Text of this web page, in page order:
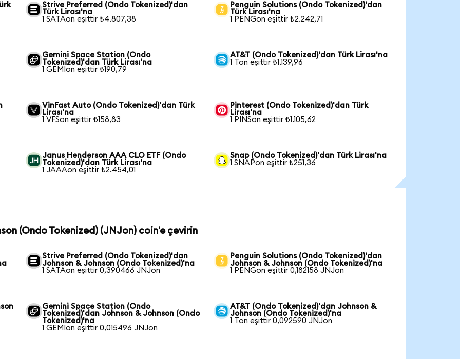
Strive Preferred (Ondo Tokenized)'dan
Türk Lirası'na
1 SATAon eşittir ₺4.807,38
Penguin Solutions (Ondo Tokenized)'dan
Türk Lirası'na
1 PENGon eşittir ₺2.242,71
Gemini Space Station (Ondo
Tokenized)'dan Türk Lirası'na
1 GEMIon eşittir ₺190,79
AT&T (Ondo Tokenized)'dan Türk Lirası'na
1 Ton eşittir ₺1.139,96
VinFast Auto (Ondo Tokenized)'dan Türk
Lirası'na
1 VFSon eşittir ₺158,83
Pinterest (Ondo Tokenized)'dan Türk
Lirası'na
1 PINSon eşittir ₺1.105,62
Janus Henderson AAA CLO ETF (Ondo
Tokenized)'dan Türk Lirası'na
1 JAAAon eşittir ₺2.454,01
Snap (Ondo Tokenized)'dan Türk Lirası'na
1 SNAPon eşittir ₺251,36
(Ondo Tokenized) (JNJon) coin'e çevirin
Strive Preferred (Ondo Tokenized)'dan
Johnson & Johnson (Ondo Tokenized)'na
1 SATAon eşittir 0,390466 JNJon
Penguin Solutions (Ondo Tokenized)'dan
Johnson & Johnson (Ondo Tokenized)'na
1 PENGon eşittir 0,182158 JNJon
Gemini Space Station (Ondo
Tokenized)'dan Johnson & Johnson (Ondo
Tokenized)'na
1 GEMIon eşittir 0,015496 JNJon
AT&T (Ondo Tokenized)'dan Johnson &
Johnson (Ondo Tokenized)'na
1 Ton eşittir 0,092590 JNJon